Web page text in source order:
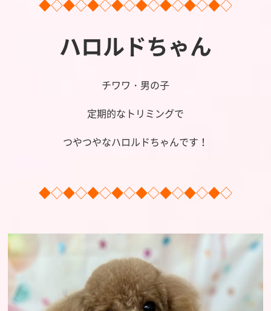
◆◇◆◇◆◇◆◇◆◇◆◇◆◇◆◇
ハロルドちゃん
チワワ・男の子
定期的なトリミングで
つやつやなハロルドちゃんです！
◆◇◆◇◆◇◆◇◆◇◆◇◆◇◆◇